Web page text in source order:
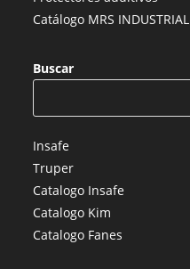
Catálogo MRS INDUSTRIAL
Buscar
Insafe
Truper
Catalogo Insafe
Catalogo Kim
Catalogo Fanes